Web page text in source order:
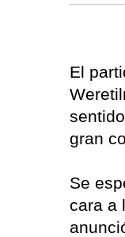
El
gran
Se
cara a